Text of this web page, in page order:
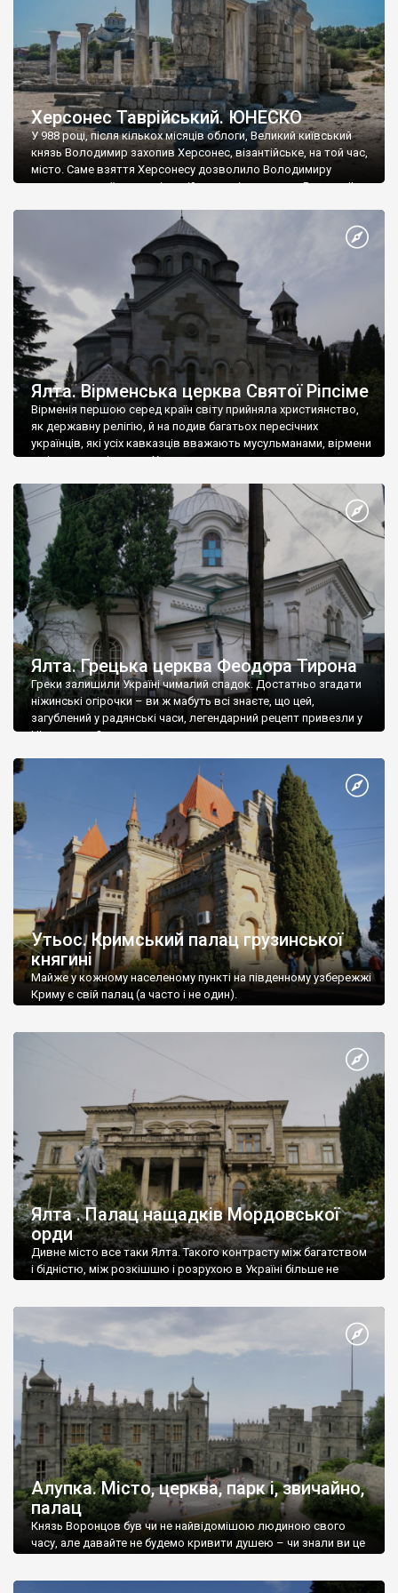
Херсонес Таврійський. ЮНЕСКО
У 988 році, після кількох місяців облоги, Великий київський
князь Володимир захопив Херсонес, візантійське, на той час,
місто. Саме взяття Херсонесу дозволило Володимиру
диктувати свої умови візантійському імператору Василю ІІ, та
Херсонесі Володимир-язичник, став Василем-християнином.
А потім було Хрещення Русі. На честь Херсонесу Таврійського
Ялта. Вірменська церква Святої Ріпсіме
Вірменія першою серед країн світу прийняла християнство,
як державну релігію, й на подив багатьох пересічних
українців, які усіх кавказців вважають мусульманами, вірмени
є відданими вірянами Христа
Ялта. Грецька церква Феодора Тирона
Греки залишили Україні чималий спадок. Достатньо згадати
ніжинські огірочки – ви ж мабуть всі знаєте, що цей,
загублений у радянські часи, легендарний рецепт привезли у
Ніжин греки?
Утьос. Кримський палац грузинської
княгині
Майже у кожному населеному пункті на південному узбережжі
Криму є свій палац (а часто і не один).
Ялта . Палац нащадків Мордовської
орди
Дивне місто все таки Ялта. Такого контрасту між багатством
і бідністю, між розкішшю і розрухою в Україні більше не
Алупка. Місто, церква, парк і, звичайно,
палац
Князь Воронцов був чи не найвідомішою людиною свого
часу, але давайте не будемо кривити душею – чи знали ви це